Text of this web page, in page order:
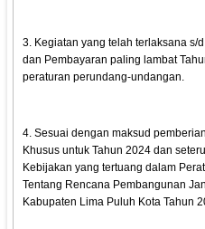
3. Kegiatan yang telah terlaksana
dan Pembayaran paling lambat
peraturan perundang-undangan.
4. Sesuai dengan maksud
Khusus untuk Tahun 2024 dan
Kebijakan yang tertuang dalam
Tentang Rencana Pembangunan
Kabupaten Lima Puluh Kota Tahun